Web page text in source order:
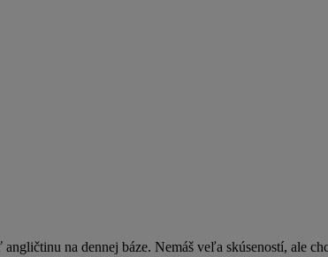
na dennej báze. Nemáš veľa skúseností, ale